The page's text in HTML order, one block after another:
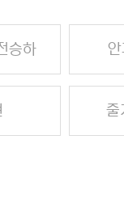
승하
줄